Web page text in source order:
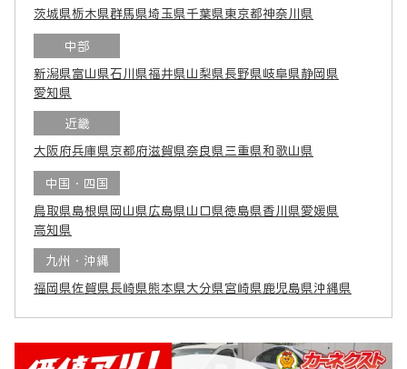
茨城県栃木県群馬県埼玉県千葉県東京都神奈川県
中部
新潟県富山県石川県福井県山梨県長野県岐阜県静岡県
愛知県
近畿
大阪府兵庫県京都府滋賀県奈良県 三重県和歌山県
中国・四国
鳥取県島根県 岡山県広島県山口県徳島県香川県愛媛県
高知県
九州・沖縄
福岡県佐賀県長崎県熊本県大分県宮崎県鹿児島県沖縄県